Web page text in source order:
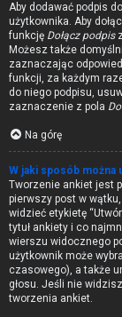
Aby dodawać podpis
użytkownika. Aby
funkcję Dołącz podpis
Możesz także
zaznaczając
funkcji, za każdym
do niego podpisu,
zaznaczenie z pola
Na górę
W jaki sposób można
Tworzenie ankiet jest
pierwszy post w
widzieć etykietę
tytuł ankiety i co
wierszu widocznego
użytkownik może
czasowego), a także
głosu. Jeśli nie
tworzenia ankiet.